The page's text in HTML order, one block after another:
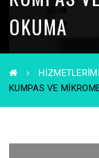
OKUMA
KUMPAS VE